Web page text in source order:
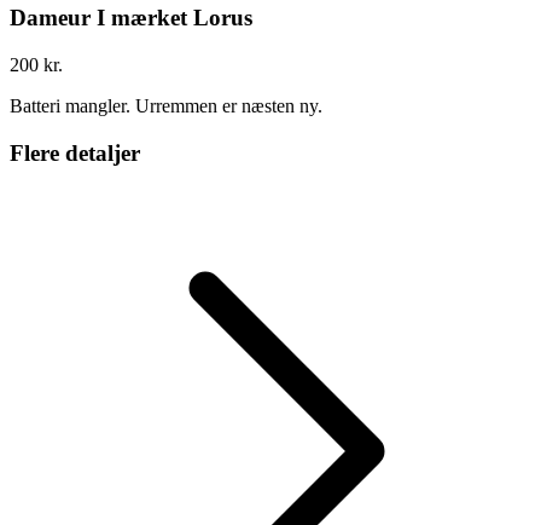
Dameur I mærket Lorus
200 kr.
Batteri mangler. Urremmen er næsten ny.
Flere detaljer